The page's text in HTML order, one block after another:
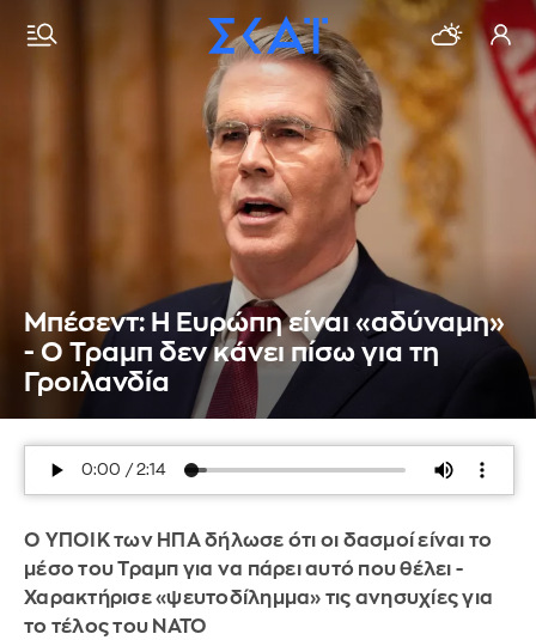
Μπέσεντ: Η Ευρώπη είναι «αδύναμη»
- Ο Τραμπ δεν κάνει πίσω για τη
Γροιλανδία
Ο ΥΠΟΙΚ των ΗΠΑ δήλωσε ότι οι δασμοί είναι το
μέσο του Τραμπ για να πάρει αυτό που θέλει -
Χαρακτήρισε «ψευτοδίλημμα» τις ανησυχίες για
το τέλος του ΝΑΤΟ